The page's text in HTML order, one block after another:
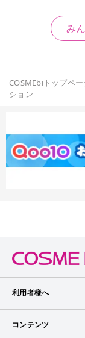
み
COSMEbiトップペー
ション
利用者様へ
メンバーログイン
コンテンツ